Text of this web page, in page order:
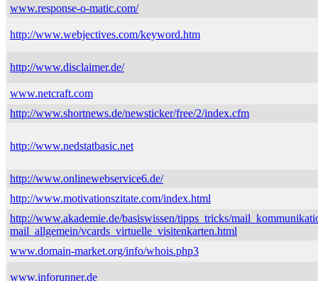
www.response-o-matic.com/
http://www.webjectives.com/keyword.htm
http://www.disclaimer.de/
www.netcraft.com
http://www.shortnews.de/newsticker/free/2/index.cfm
http://www.nedstatbasic.net
http://www.onlinewebservice6.de/
http://www.motivationszitate.com/index.html
http://www.akademie.de/basiswissen/tipps_tricks/
mail_allgemein/vcards_virtuelle_visitenkarten.html
www.domain-market.org/info/whois.php3
www.inforunner.de